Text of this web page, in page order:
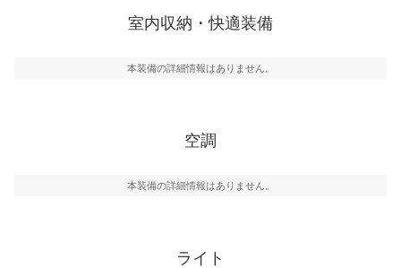
室内収納・快適装備
本装備の詳細情報はありません。
空調
本装備の詳細情報はありません。
ライト